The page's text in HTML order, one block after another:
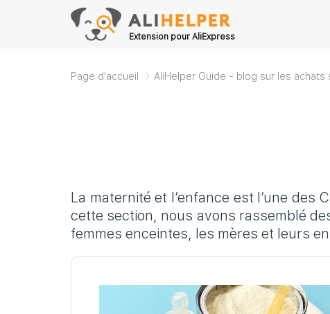
Extension pour AliExpress
Page d'accueil AliHelper Guide - blog sur les achats
La maternité et l’enfance est l’une
cette section, nous avons rassemblé
femmes enceintes, les mères et leurs